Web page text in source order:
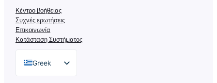
Κέντρο βοήθειας
Συχνές ερωτήσεις
Επικοινωνία
Κατάσταση Συστήματος
Greek